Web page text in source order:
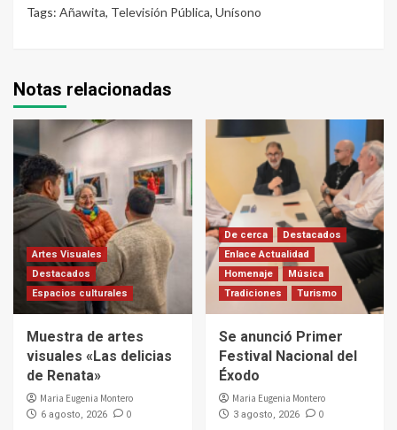
Tags: Añawita, Televisión Pública, Unísono
Notas relacionadas
Artes Visuales
Destacados
Espacios culturales
Muestra de artes
visuales «Las delicias
de Renata»
Maria Eugenia Montero
6 agosto, 2026 0
De cerca
Destacados
Enlace Actualidad
Homenaje
Música
Tradiciones
Turismo
Se anunció Primer
Festival Nacional del
Éxodo
Maria Eugenia Montero
3 agosto, 2026 0